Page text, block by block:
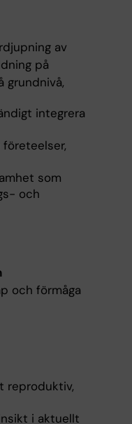
av
på
grundnivå,
integrera
som
och
och förmåga
reproduktiv,
i aktuellt